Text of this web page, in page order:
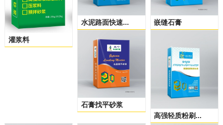
灌浆料
水泥路面快速... 嵌缝石膏
石膏找平砂浆
高强轻质粉刷...